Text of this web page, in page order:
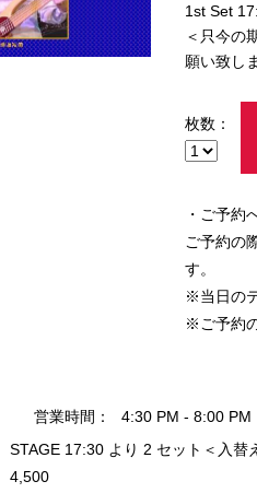
1st Set
＜只今の
願い致し
枚数：
・ご予約
ご予約の
す。
※当日の
※ご予約
営業時間：
4:30 PM - 8:00 PM
STAGE 17:30 より 2 セット＜入
4,500